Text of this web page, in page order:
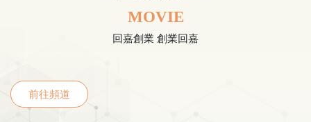
MOVIE
回嘉創業 創業回嘉
前往頻道